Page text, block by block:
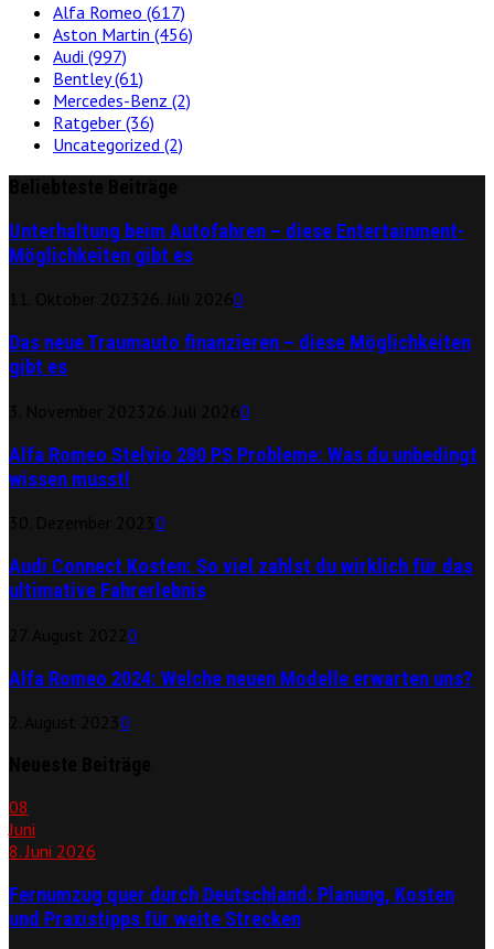
Alfa Romeo (617)
Aston Martin (456)
Audi (997)
Bentley(61)
Mercedes-Benz (2)
Ratgeber (36)
Uncategorized (2)
Unterhaltung beim Autofahren – diese Entertainment-
Möglichkeiten gibt es
0
Das neue Traumauto finanzieren – diese Möglichkeiten
gibt es
0
Alfa Romeo Stelvio 280 PS Probleme: Was du unbedingt
wissen musst!
0
Audi Connect Kosten: So viel zahlst du wirklich für das
ultimative Fahrerlebnis
0
Alfa Romeo 2024: Welche neuen Modelle erwarten uns?
0
08
Juni
8. Juni 2026
Fernumzug quer durch Deutschland: Planung, Kosten
und Praxistipps für weite Strecken